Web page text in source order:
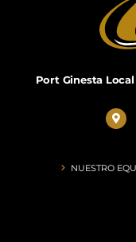
Port Ginesta
NUESTRO